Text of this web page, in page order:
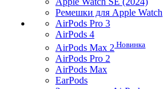
Ремешки для Apple Watch
AirPods Pro 3
AirPods 4
AirPods Max 2 Новинка
AirPods Pro 2
AirPods Max
EarPods